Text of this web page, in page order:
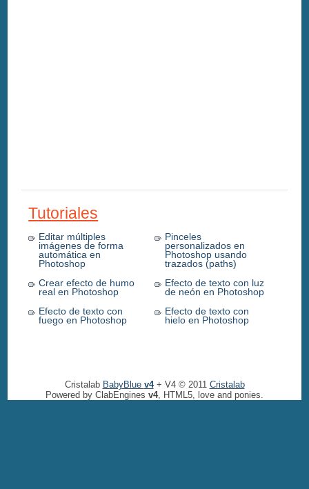
Tutoriales
Editar múltiples
imágenes de forma
automática en
Photoshop
Pinceles
personalizados en
Photoshop usando
trazados (paths)
Crear efecto de humo
real en Photoshop
Efecto de texto con luz
de neón en Photoshop
Efecto de texto con
fuego en Photoshop
Efecto de texto con
hielo en Photoshop
Cristalab BabyBlue v4+ V4 © 2011 Cristalab
Powered by ClabEngines v4, HTML5, love and ponies.